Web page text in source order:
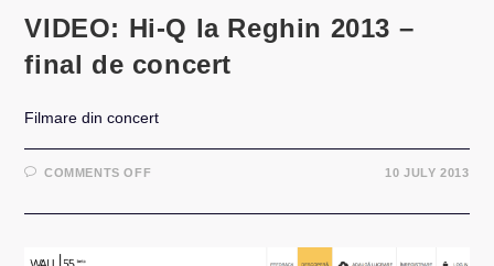
VIDEO: Hi-Q la Reghin 2013 –
final de concert
Filmare din concert
COMMENTS OFFON
Q
10 JULY 2013